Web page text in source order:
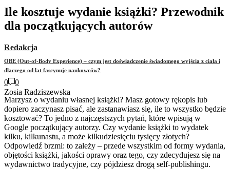
OBE (Out-of-Body Experience) – czym jest doświadczenie świadomego wyjścia z ciała i
dlaczego od lat fascynuje naukowców?
Zosia Radziszewska
Ile kosztuje wydanie książki? Przewodnik
dla początkujących autorów
Redakcja
0
0
Marzysz o wydaniu własnej książki? Masz gotowy rękopis lub
dopiero zaczynasz pisać, ale zastanawiasz się, ile to wszystko będzie
kosztować? To jedno z najczęstszych pytań, które wpisują w
Google początkujący autorzy. Czy wydanie książki to wydatek
kilku, kilkunastu, a może kilkudziesięciu tysięcy złotych?
Odpowiedź brzmi: to zależy – przede wszystkim od formy wydania,
objętości książki, jakości oprawy oraz tego, czy zdecydujesz się na
wydawnictwo tradycyjne, czy pójdziesz drogą self-publishingu.